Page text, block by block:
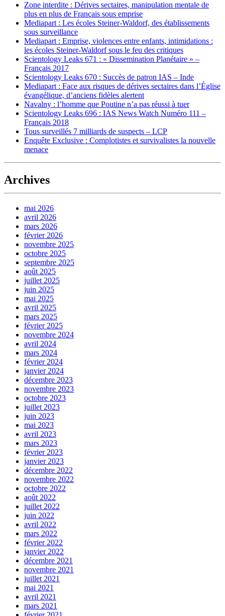
Zone interdite : Dérives sectaires, manipulation mentale de
plus en plus de Français sous emprise
Mediapart : Les écoles Steiner-Waldorf, des établissements
sous surveillance
Mediapart : Emprise, violences entre enfants, intimidations :
les écoles Steiner-Waldorf sous le feu des critiques
Scientology Leaks 671 : « Dissemination Planétaire » –
Français 2017
Scientology Leaks 670 : Succès de patron IAS – Inde
Mediapart : Face aux risques de dérives sectaires dans l’Église
évangélique, d’anciens fidèles alertent
Navalny : l’homme que Poutine n’a pas réussi à tuer
Scientology Leaks 696 : IAS News Watch Numéro 111 –
Français 2018
Tous surveillés 7 milliards de suspects – LCP
Enquête Exclusive : Complotistes et survivalistes la nouvelle
menace
Archives
mai 2026
avril 2026
mars 2026
février 2026
novembre 2025
octobre 2025
septembre 2025
août 2025
juillet 2025
juin 2025
mai 2025
avril 2025
mars 2025
février 2025
novembre 2024
avril 2024
mars 2024
février 2024
janvier 2024
décembre 2023
novembre 2023
octobre 2023
juillet 2023
juin 2023
mai 2023
avril 2023
mars 2023
février 2023
janvier 2023
décembre 2022
novembre 2022
octobre 2022
août 2022
juillet 2022
juin 2022
avril 2022
mars 2022
février 2022
janvier 2022
décembre 2021
novembre 2021
juillet 2021
mai 2021
avril 2021
mars 2021